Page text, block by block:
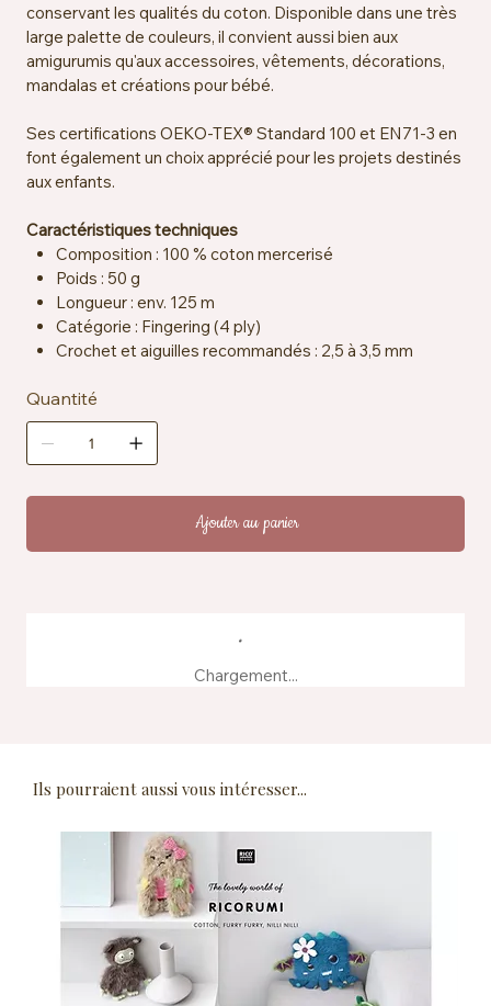
conservant les qualités du coton. Disponible dans une très
large palette de couleurs, il convient aussi bien aux
amigurumis qu'aux accessoires, vêtements, décorations,
mandalas et créations pour bébé.
Ses certifications OEKO-TEX® Standard 100 et EN71-3 en
font également un choix apprécié pour les projets destinés
aux enfants.
Caractéristiques techniques
Composition : 100 % coton mercerisé
Poids : 50 g
Longueur : env. 125 m
Catégorie : Fingering (4 ply)
Crochet et aiguilles recommandés : 2,5 à 3,5 mm
aiguilles 2,5 mm
Certification : OEKO-TEX® Standard 100, EN71-3
Entretien : lavable en machine à 40 °C
Fabrication : produit à partir d'eaux de teinture
recyclées
Quantité
Ajouter au panier
Chargement...
Ils pourraient aussi vous intéresser...